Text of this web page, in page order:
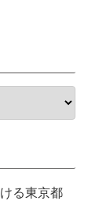
る東京都